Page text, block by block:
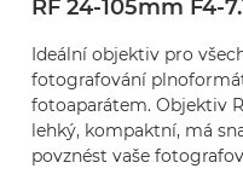
RF 24-105mm F4-
Ideální objektiv pro
fotografování
fotoaparátem. Objektiv
lehký, kompaktní, má
povznést vaše